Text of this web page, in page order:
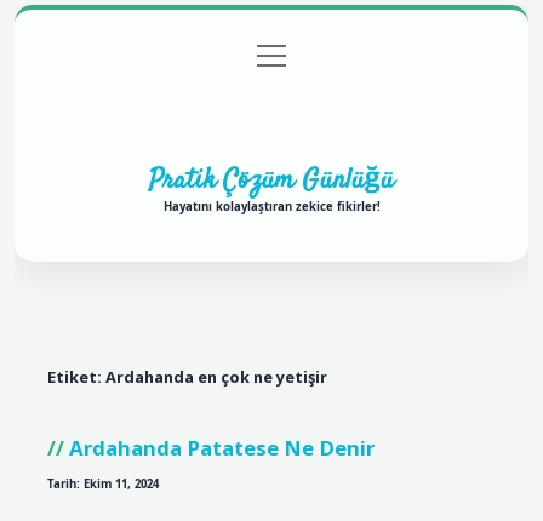
Gizlilik Politikası
menüyü
aç
Pratik Çözüm Günlüğü
Hayatını kolaylaştıran zekice fikirler!
Etiket: Ardahanda en çok ne yetişir
Ardahanda Patatese Ne Denir
Tarih: Ekim 11, 2024